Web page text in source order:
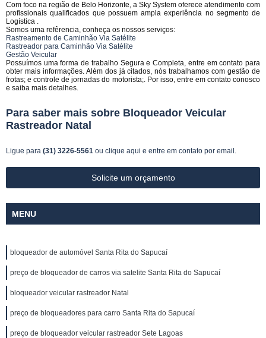
Com foco na região de Belo Horizonte, a Sky System oferece atendimento com
profissionais qualificados que possuem ampla experiência no segmento de
Logística .
Somos uma refêrencia, conheça os nossos serviços:
Rastreamento de Caminhão Via Satélite
Rastreador para Caminhão Via Satélite
Gestão Veicular
Possuímos uma forma de trabalho Segura e Completa, entre em contato para
obter mais informações. Além dos já citados, nós trabalhamos com gestão de
frotas; e controle de jornadas do motorista;. Por isso, entre em contato conosco
e saiba mais detalhes.
Para saber mais sobre Bloqueador Veicular
Rastreador Natal
Ligue para (31) 3226-5561 ou clique aqui e entre em contato por email.
Solicite um orçamento
MENU
bloqueador de automóvel Santa Rita do Sapucaí
preço de bloqueador de carros via satelite Santa Rita do Sapucaí
bloqueador veicular rastreador Natal
preço de bloqueadores para carro Santa Rita do Sapucaí
preço de bloqueador veicular rastreador Sete Lagoas